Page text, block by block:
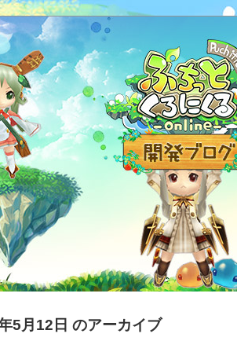
5月12日 のアーカイブ